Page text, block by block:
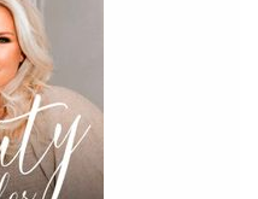
Och som en bonus,
som visat sig vara